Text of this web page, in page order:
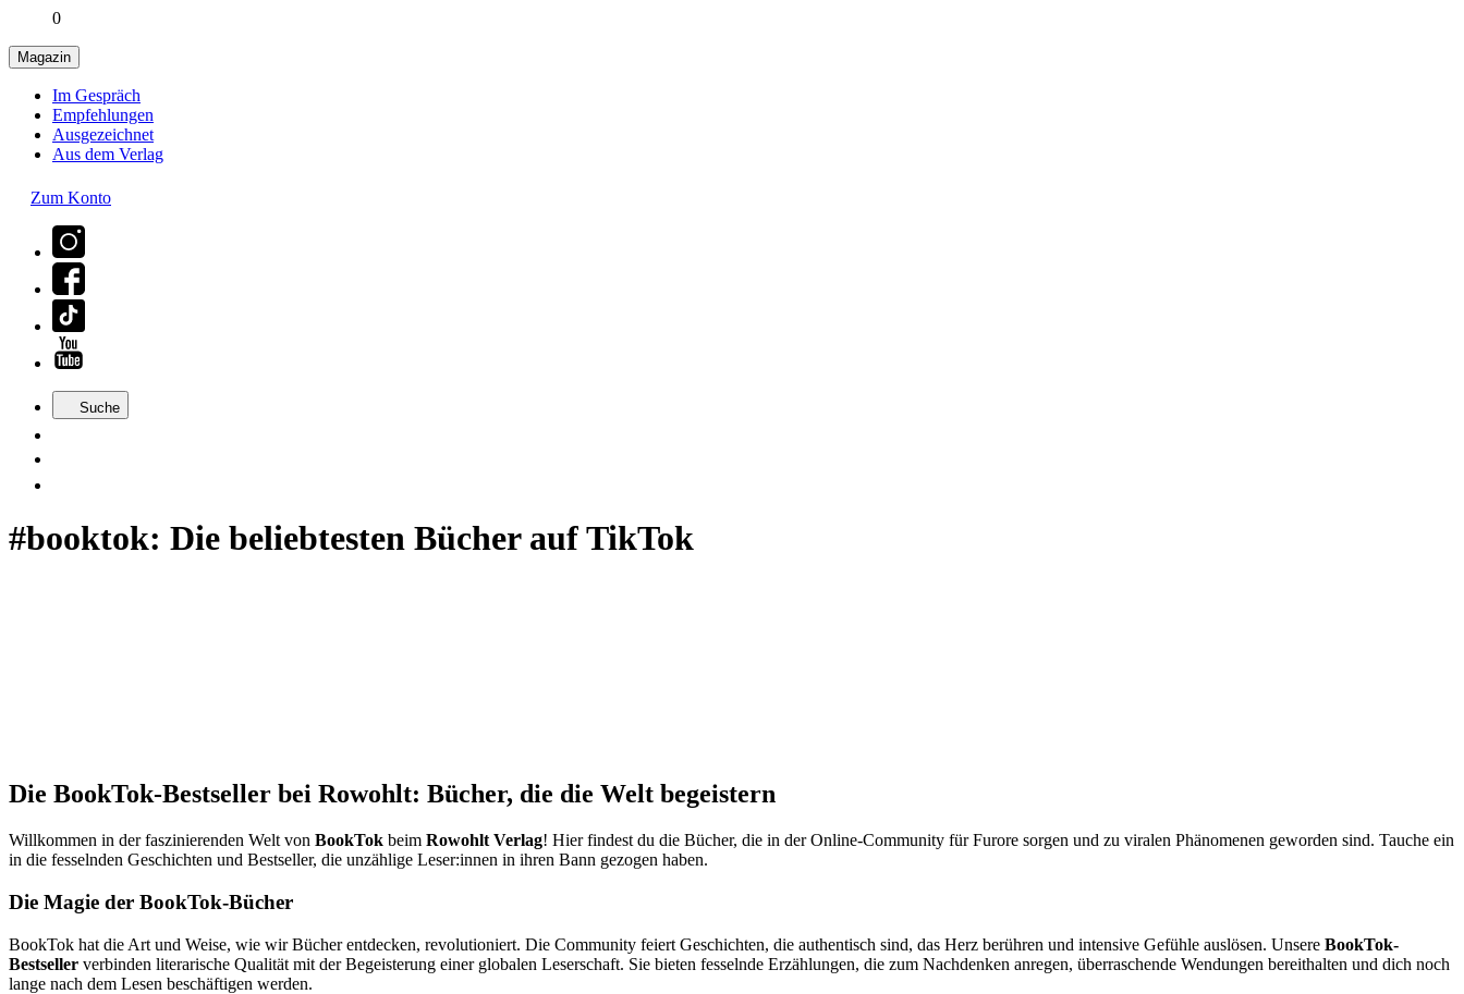
0
Magazin
Im Gespräch
Empfehlungen
Ausgezeichnet
Aus dem Verlag
Zum Konto
Suche
#booktok: Die beliebtesten Bücher auf TikTok
Die BookTok-Bestseller bei Rowohlt: Bücher, die die Welt begeistern
Willkommen in der faszinierenden Welt von BookTok beim Rowohlt Verlag! Hier findest du die Bücher, die in der Online-Community für Furore sorgen und zu viralen Phänomenen geworden sind. Tauche ein
in die fesselnden Geschichten und Bestseller, die unzählige Leser:innen in ihren Bann gezogen haben.
Die Magie der BookTok-Bücher
BookTok hat die Art und Weise, wie wir Bücher entdecken, revolutioniert. Die Community feiert Geschichten, die authentisch sind, das Herz berühren und intensive Gefühle auslösen. Unsere BookTok-
Bestseller verbinden literarische Qualität mit der Begeisterung einer globalen Leserschaft. Sie bieten fesselnde Erzählungen, die zum Nachdenken anregen, überraschende Wendungen bereithalten und dich noch
lange nach dem Lesen beschäftigen werden.